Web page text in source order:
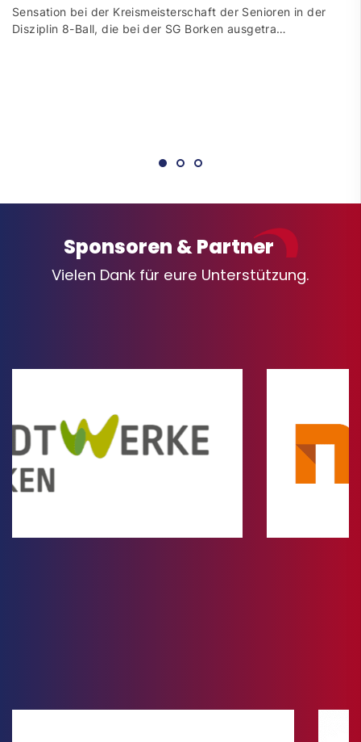
Sensation bei der Kreismeisterschaft der Senioren in der
Disziplin 8-Ball, die bei der SG Borken ausgetra…
Sponsoren & Partner
Vielen Dank für eure Unterstützung.